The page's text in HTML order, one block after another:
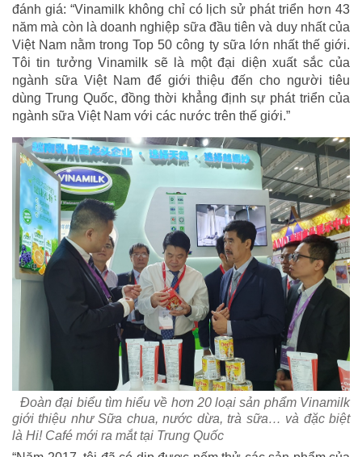
đánh giá: “Vinamilk không chỉ có lịch sử phát triển hơn 43
năm mà còn là doanh nghiệp sữa đầu tiên và duy nhất của
Việt Nam nằm trong Top 50 công ty sữa lớn nhất thế giới.
Tôi tin tưởng Vinamilk sẽ là một đại diện xuất sắc của
ngành sữa Việt Nam để giới thiệu đến cho người tiêu
dùng Trung Quốc, đồng thời khẳng định sự phát triển của
ngành sữa Việt Nam với các nước trên thế giới.”
Đoàn đại biểu tìm hiểu về hơn 20 loại sản phẩm Vinamilk
giới thiệu như Sữa chua, nước dừa, trà sữa… và đặc biệt
là Hi! Café mới ra mắt tại Trung Quốc